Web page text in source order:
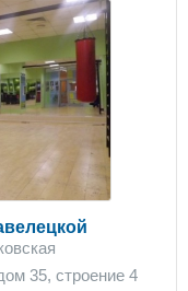
35, строение 4